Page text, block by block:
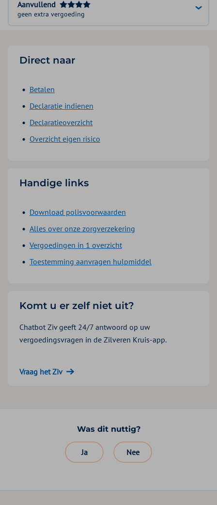
Aanvullend
geen extra vergoeding
Direct naar
Betalen
Declaratie indienen
Declaratieoverzicht
Overzicht eigen risico
Handige links
Download polisvoorwaarden
Alles over onze zorgverzekering
Vergoedingen in 1 overzicht
Toestemming aanvragen hulpmiddel
Komt u er zelf niet uit?
Chatbot Ziv geeft 24/7 antwoord op uw
vergoedingsvragen in de Zilveren Kruis-app.
Vraag het Ziv
Was dit nuttig?
Ja Nee